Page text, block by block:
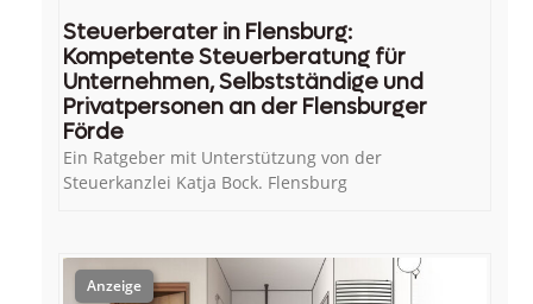
Steuerberater in Flensburg:
Kompetente Steuerberatung für
Unternehmen, Selbstständige und
Privatpersonen an der Flensburger
Förde
Ein Ratgeber mit Unterstützung von der
Steuerkanzlei Katja Bock. Flensburg